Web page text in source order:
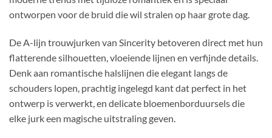
ontworpen voor de bruid die wil stralen op haar grote dag.
De A-lijn trouwjurken van Sincerity betoveren direct met hun
flatterende silhouetten, vloeiende lijnen en verfijnde details.
Denk aan romantische halslijnen die elegant langs de
schouders lopen, prachtig ingelegd kant dat perfect in het
ontwerp is verwerkt, en delicate bloemenborduursels die
elke jurk een magische uitstraling geven.